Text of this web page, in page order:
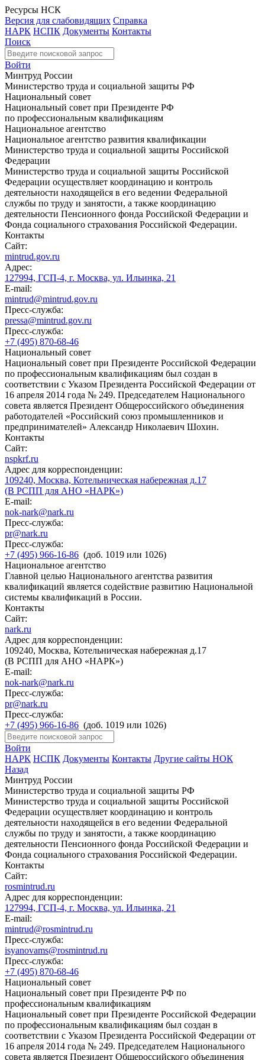
Ресурсы НСК
Версия для слабовидящих Справка
НАРК НСПК Документы Контакты
Поиск
Войти
Минтруд России
Министерство труда и социальной защиты РФ
Национальный совет
Национальный совет при Президенте РФ
по профессиональным квалификациям
Национальное агентство
Национальное агентство развития квалификации
Министерство труда и социальной защиты Российской
Федерации
Министерство труда и социальной защиты Российской
Федерации осуществляет координацию и контроль
деятельности находящейся в его ведении Федеральной
службы по труду и занятости, а также координацию
деятельности Пенсионного фонда Российской Федерации и
Фонда социального страхования Российской Федерации.
Контакты
Сайт:
mintrud.gov.ru
Адрес:
127994, ГСП-4, г. Москва, ул. Ильинка, 21
E-mail:
mintrud@mintrud.gov.ru
Пресс-служба:
pressa@mintrud.gov.ru
Пресс-служба:
+7 (495) 870-68-46
Национальный совет
Национальный совет при Президенте Российской Федерации
по профессиональным квалификациям был создан в
соответствии с Указом Президента Российской Федерации от
16 апреля 2014 года № 249. Председателем Национального
совета является Президент Общероссийского объединения
работодателей «Российский союз промышленников и
предпринимателей» Александр Николаевич Шохин.
Контакты
Сайт:
nspkrf.ru
Адрес для корреспонденции:
109240, Москва, Котельническая набережная д.17
(В РСПП для АНО «НАРК»)
E-mail:
nok-nark@nark.ru
Пресс-служба:
pr@nark.ru
Пресс-служба:
+7 (495) 966-16-86 (доб. 1019 или 1026)
Национальное агентство
Главной целью Национального агентства развития
квалификаций является содействие развитию Национальной
системы квалификаций в России.
Контакты
Сайт:
nark.ru
Адрес для корреспонденции:
109240, Москва, Котельническая набережная д.17
(В РСПП для АНО «НАРК»)
E-mail:
nok-nark@nark.ru
Пресс-служба:
pr@nark.ru
Пресс-служба:
+7 (495) 966-16-86 (доб. 1019 или 1026)
Войти
НАРК НСПК Документы Контакты Другие сайты НОК
Назад
Минтруд России
Министерство труда и социальной защиты РФ
Министерство труда и социальной защиты Российской
Федерации осуществляет координацию и контроль
деятельности находящейся в его ведении Федеральной
службы по труду и занятости, а также координацию
деятельности Пенсионного фонда Российской Федерации и
Фонда социального страхования Российской Федерации.
Контакты
Сайт:
rosmintrud.ru
Адрес для корреспонденции:
127994, ГСП-4, г. Москва, ул. Ильинка, 21
E-mail:
mintrud@rosmintrud.ru
Пресс-служба:
isyanovams@rosmintrud.ru
Пресс-служба:
+7 (495) 870-68-46
Национальный совет
Национальный совет при Президенте РФ по
профессиональным квалификациям
Национальный совет при Президенте Российской Федерации
по профессиональным квалификациям был создан в
соответствии с Указом Президента Российской Федерации от
16 апреля 2014 года № 249. Председателем Национального
совета является Президент Общероссийского объединения